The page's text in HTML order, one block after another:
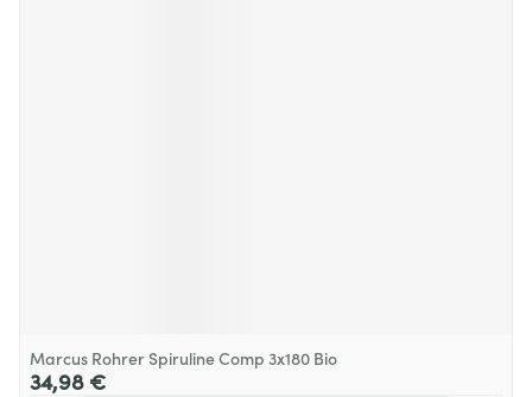
Marcus Rohrer Spiruline Comp 3x180 Bio
34,98 €